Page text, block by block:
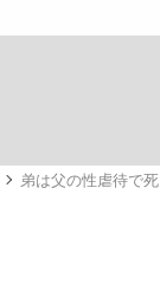
弟は父の性虐待で